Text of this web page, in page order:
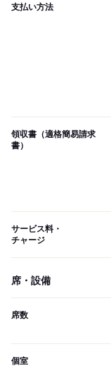
支払い方法
領収書（適格簡易請求
書）
サービス料・
チャージ
席・設備
席数
個室